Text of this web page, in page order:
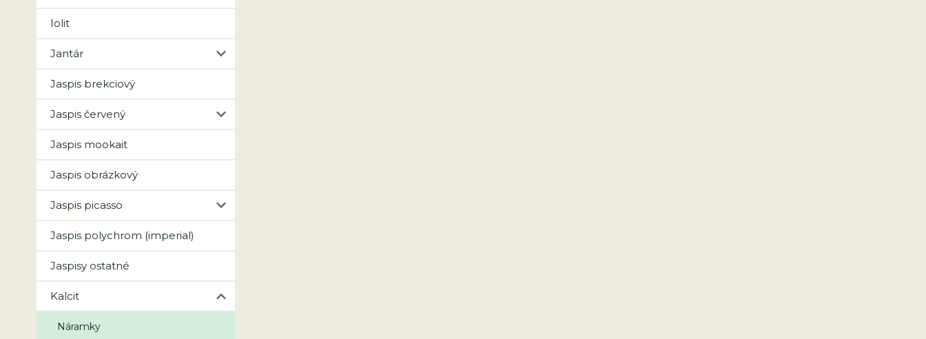
Iolit
Jantár
Jaspis brekciový
Jaspis červený
Jaspis mookait
Jaspis obrázkový
Jaspis picasso
Jaspis polychrom (imperial)
Jaspisy ostatné
Kalcit
Náramky